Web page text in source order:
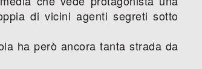
di vicini agenti segreti sotto
ha però ancora tanta strada da